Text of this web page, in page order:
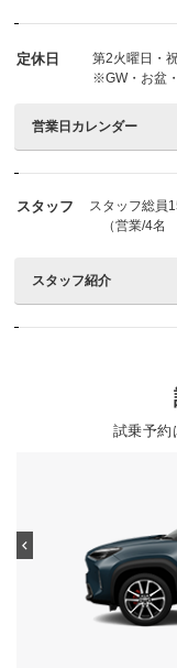
定休日
第2火曜日・
※GW・お盆
営業日カレンダー
スタッフ
スタッフ総員
（営業/4名
スタッフ紹介
試乗予約